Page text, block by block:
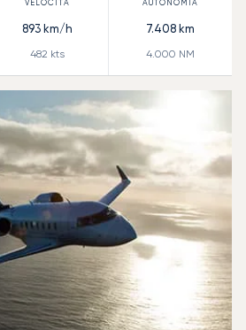
893km/h
482 kts
7.408 km
4.000 NM